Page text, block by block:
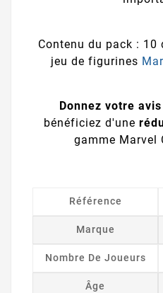
Contenu du pack :
jeu de figurines
Donnez votre avis
bénéficiez d'une
gamme Marvel
Référence
Marque
Nombre De Joueurs
Âge